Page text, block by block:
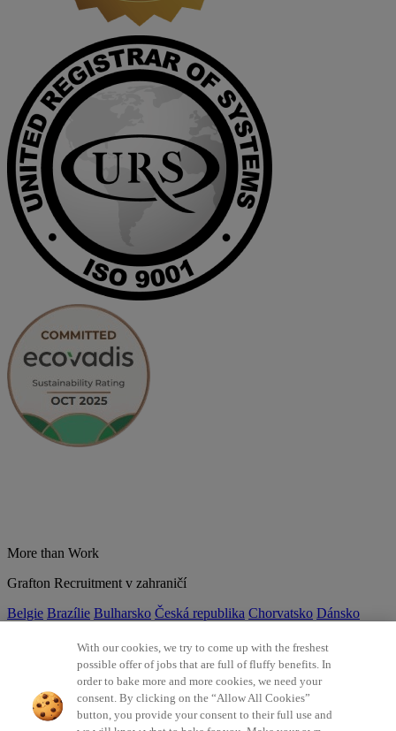
More than Work
Grafton Recruitment v zahraničí
Belgie Brazílie Bulharsko Česká republika Chorvatsko Dánsko
Německo Nizozemsko Norsko Polsko Portugalsko
Slovensko Španělsko Srbsko Švýcarsko Turecko
©2026 Všechna práva vyhrazena Grafton Recruitment
With our cookies, we try to come up with the freshest
possible offer of jobs that are full of fluffy benefits. In
order to bake more and more cookies, we need your
consent. By clicking on the “Allow All Cookies”
button, you provide your consent to their full use and